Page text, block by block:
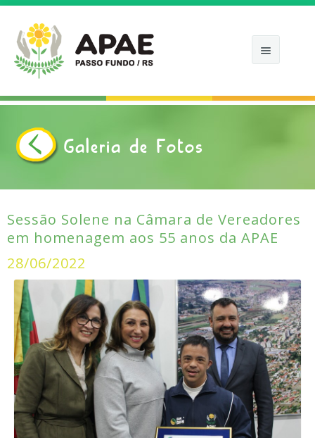
APAE
APOIE
NOTÍCIAS
FOTOS
CONTATO
Galeria de Fotos
Sessão Solene na Câmara de Vereadores
em homenagem aos 55 anos da APAE
28/06/2022